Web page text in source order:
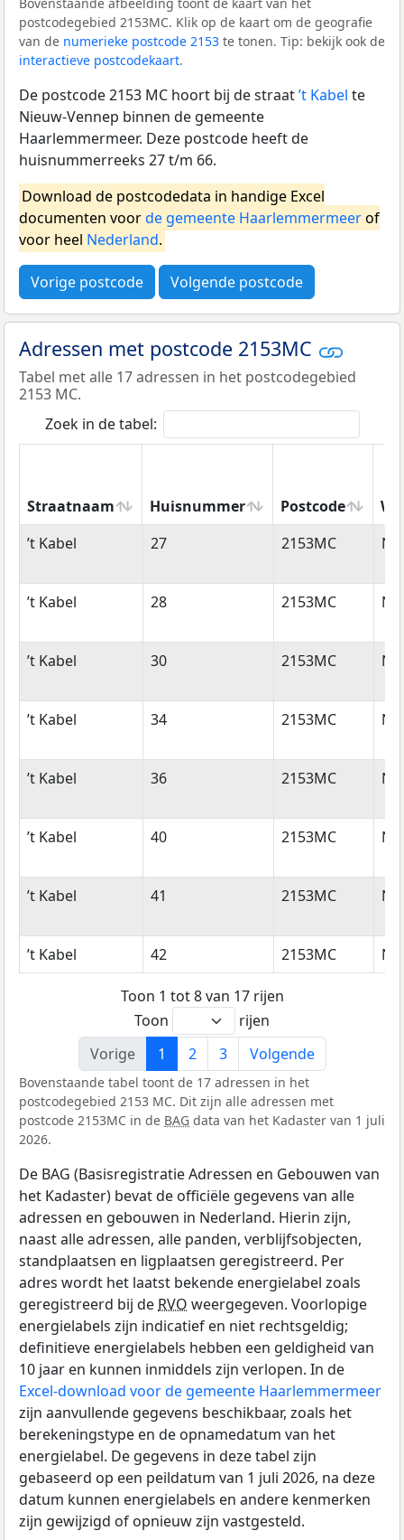
Bovenstaande afbeelding toont de kaart van het
postcodegebied 2153MC. Klik op de kaart om de geografie
van de numerieke postcode 2153 te tonen. Tip: bekijk ook de
interactieve postcodekaart.
De postcode 2153 MC hoort bij de straat’t Kabel te
Nieuw-Vennep binnen de gemeente
Haarlemmermeer. Deze postcode heeft de
huisnummerreeks 27 t/m 66.
Download de postcodedata in handige Excel
documenten voorde gemeente Haarlemmermeerof
voor heel Nederland.
Vorige postcode Volgende postcode
Adressen met postcode 2153MC
Tabel met alle 17 adressen in het postcodegebied
2153 MC.
Zoek in de tabel:
Straatnaam Huisnummer Postcode
Straatnaam
Huisnummer Postcode
’t Kabel 27 2153MC
’t Kabel 28 2153MC
’t Kabel 30 2153MC
’t Kabel 34 2153MC
’t Kabel 36 2153MC
’t Kabel 40 2153MC
’t Kabel 41 2153MC
’t Kabel 42 2153MC
Toon 1 tot 8 van 17 rijen
Toon
rijen
Vorige
1 2 3 Volgende
Bovenstaande tabel toont de 17 adressen in het
postcodegebied 2153 MC. Dit zijn alle adressen met
postcode 2153MC in de BAG data van het Kadaster van 1 juli
2026.
De BAG (Basisregistratie Adressen en Gebouwen van
het Kadaster) bevat de officiële gegevens van alle
adressen en gebouwen in Nederland. Hierin zijn,
naast alle adressen, alle panden, verblijfsobjecten,
standplaatsen en ligplaatsen geregistreerd. Per
adres wordt het laatst bekende energielabel zoals
geregistreerd bij de RVO weergegeven. Voorlopige
energielabels zijn indicatief en niet rechtsgeldig;
definitieve energielabels hebben een geldigheid van
10 jaar en kunnen inmiddels zijn verlopen. In de
Excel-download voor de gemeente Haarlemmermeer
zijn aanvullende gegevens beschikbaar, zoals het
berekeningstype en de opnamedatum van het
energielabel. De gegevens in deze tabel zijn
gebaseerd op een peildatum van 1 juli 2026, na deze
datum kunnen energielabels en andere kenmerken
zijn gewijzigd of opnieuw zijn vastgesteld.